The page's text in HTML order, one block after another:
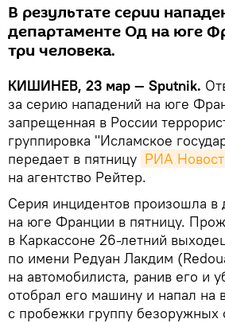
В результате серии
департаменте Од на юге
три человека.
КИШИНЕВ, 23 мар — Sputnik.
за серию нападений на юге
запрещенная в России
группировка "Исламское
передает в пятницу РИА
на агентство Рейтер.
Серия инцидентов произошла в
на юге Франции в пятницу.
в Каркассоне 26-летний
по имени Редуан Лакдим
на автомобилиста, ранив его и
отобрал его машину и напал на
с пробежки группу безоружных